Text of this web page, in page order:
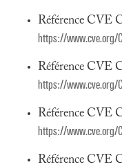
Référence CVE
https://www.cve.org/
Référence CVE
https://www.cve.org/
Référence CVE
https://www.cve.org/
Référence CVE